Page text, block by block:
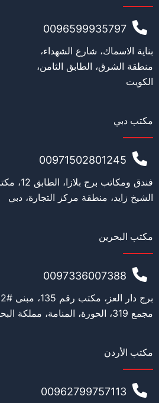
0096599935797
بناية الاسماك، شارع الشهداء،
منطقة الشرق، الطابق الثامن،
الكويت
مكتب دبي
00971502801245
الشيخ زايد، منطقة مركز التجارة، دبي
مكتب البحرين
0097336007388
مجمع 319، الحورة، المنامة، مملكة البحرين
مكتب الأردن
00962799757113